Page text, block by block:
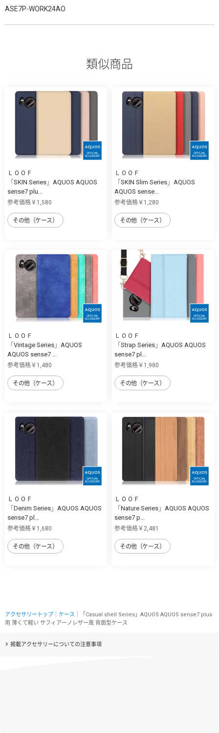
ASE7P-WORK24AO
類似商品
ＬＯＯＦ
「SKIN Series」AQUOS AQUOS
sense7 plu...
参考価格￥1,580
その他（ケース）
ＬＯＯＦ
「SKIN Slim Series」AQUOS
AQUOS sense...
参考価格￥1,280
その他（ケース）
ＬＯＯＦ
「Vintage Series」AQUOS
AQUOS sense7 ...
参考価格￥1,480
その他（ケース）
ＬＯＯＦ
「Strap Series」AQUOS AQUOS
sense7 pl...
参考価格￥1,980
その他（ケース）
ＬＯＯＦ
「Denim Series」AQUOS AQUOS
sense7 pl...
参考価格￥1,680
その他（ケース）
ＬＯＯＦ
「Nature Series」AQUOS AQUOS
sense7 p...
参考価格￥2,481
その他（ケース）
アクセサリートップ ケース ｜「Casual shell Series」AQUOS AQUOS sense7 plus
用 薄くて軽い サフィアーノレザー風 背面型ケース
掲載アクセサリーについての注意事項